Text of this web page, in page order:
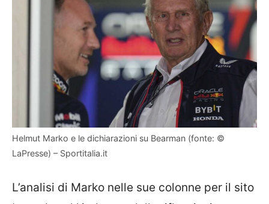
Helmut Marko e le dichiarazioni su Bearman (fonte: ©
LaPresse) – Sportitalia.it
L’analisi di Marko nelle sue colonne per il sito